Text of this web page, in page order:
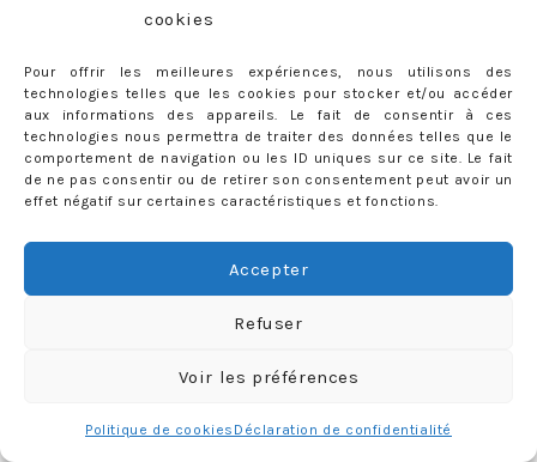
cookies
Pour offrir les meilleures expériences, nous utilisons des
technologies telles que les cookies pour stocker et/ou accéder
aux informations des appareils. Le fait de consentir à ces
technologies nous permettra de traiter des données telles que le
comportement de navigation ou les ID uniques sur ce site. Le fait
de ne pas consentir ou de retirer son consentement peut avoir un
effet négatif sur certaines caractéristiques et fonctions.
Accepter
Refuser
Voir les préférences
Politique de cookies Déclaration de confidentialité